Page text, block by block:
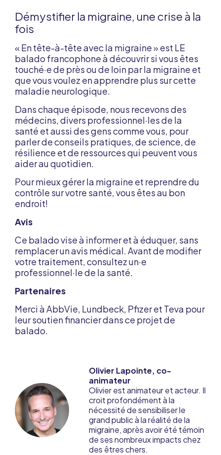
Démystifier la migraine, une crise à la
fois
« En tête-à-tête avec la migraine » est LE
balado francophone à découvrir si vous êtes
touché·e de près ou de loin par la migraine et
que vous voulez en apprendre plus sur cette
maladie neurologique.
Dans chaque épisode, nous recevons des
médecins, divers professionnel·les de la
santé et aussi des gens comme vous, pour
parler de conseils pratiques, de science, de
résilience et de ressources qui peuvent vous
aider au quotidien.
Pour mieux gérer la migraine et reprendre du
contrôle sur votre santé, vous êtes au bon
endroit!
Avis
Ce balado vise à informer et à éduquer, sans
remplacer un avis médical. Avant de modifier
votre traitement, consultez un·e
professionnel·le de la santé.
Partenaires
Merci à AbbVie, Lundbeck, Pfizer et Teva pour
leur soutien financier dans ce projet de
balado.
Olivier Lapointe, co-
animateur
Olivier est animateur et acteur. Il
croit profondément à la
nécessité de sensibiliser le
grand public à la réalité de la
migraine, après avoir été témoin
de ses nombreux impacts chez
des êtres chers.